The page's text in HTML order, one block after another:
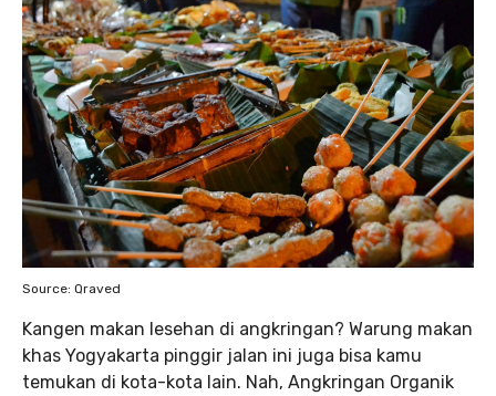
Source: Qraved
Kangen makan lesehan di angkringan? Warung makan
khas Yogyakarta pinggir jalan ini juga bisa kamu
temukan di kota-kota lain. Nah, Angkringan Organik